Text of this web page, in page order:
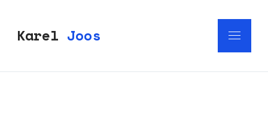
Karel Joos